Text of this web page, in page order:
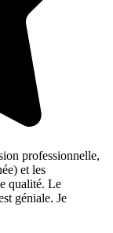
professionnelle,
et les
qualité. Le
géniale. Je